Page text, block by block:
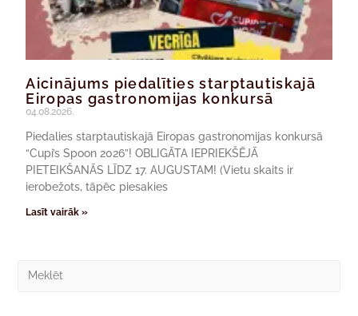
Aicinājums piedalīties starptautiskajā
Eiropas gastronomijas konkursā
04.08.2026.
Piedalies starptautiskajā Eiropas gastronomijas konkursā
“Cupi’s Spoon 2026”! OBLIGĀTA IEPRIEKŠĒJĀ
PIETEIKŠANĀS LĪDZ 17. AUGUSTAM! (Vietu skaits ir
ierobežots, tāpēc piesakies
Lasīt vairāk »